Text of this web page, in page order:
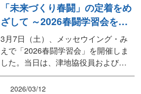
として、皆さまの身近な場所で環境
保全・社会貢献活動を行っていただ
く「分散型列島クリーンキャンペー
ン」を実施し、4月20日から5月...
「未来づくり春闘」の定着をめ
ざして ～2026春闘学習会を開
催～
3月7日（土）、メッセウイング・み
えで「2026春闘学習会」を開催しま
した。当日は、津地協役員および各
構成組織の代表者など約30名が参
加。2026春季生活闘争の勝利に向
2026/03/12